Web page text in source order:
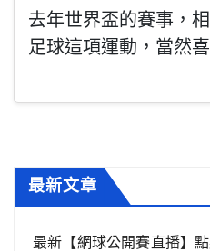
去年世界盃的賽事，
足球這項運動，當然
最新文章
最新【網球公開賽直播】